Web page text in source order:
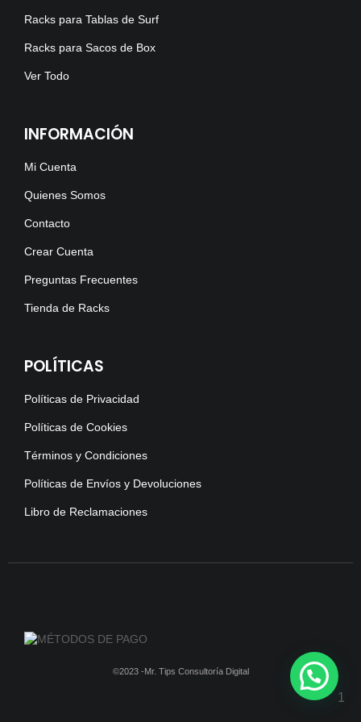
Racks para Tablas de Surf
Racks para Sacos de Box
Ver Todo
INFORMACIÓN
Mi Cuenta
Quienes Somos
Contacto
Crear Cuenta
Preguntas Frecuentes
Tienda de Racks
POLÍTICAS
Políticas de Privacidad
Políticas de Cookies
Términos y Condiciones
Políticas de Envíos y Devoluciones
Libro de Reclamaciones
©2023 -Mr. Tips Consultoría Digital
1